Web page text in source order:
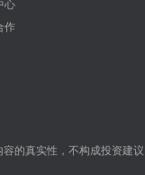
心
作
的真实性，不构成投资